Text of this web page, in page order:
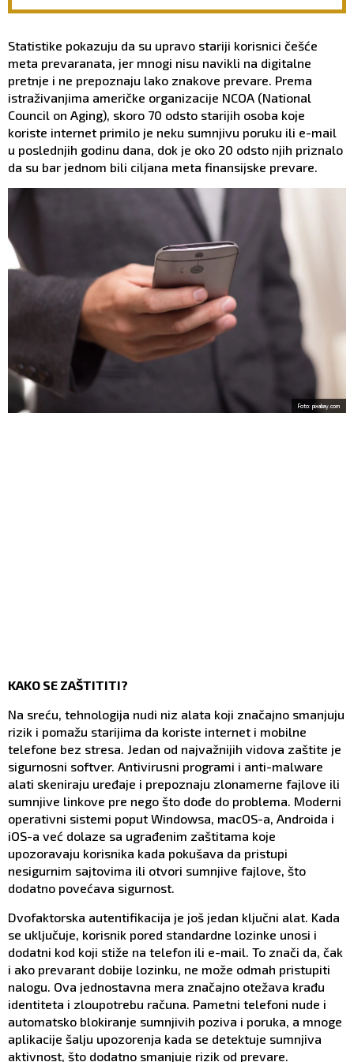
dilemu
Statistike pokazuju da su upravo stariji korisnici češće
meta prevaranata, jer mnogi nisu navikli na digitalne
pretnje i ne prepoznaju lako znakove prevare. Prema
istraživanjima američke organizacije NCOA (National
Council on Aging), skoro 70 odsto starijih osoba koje
koriste internet primilo je neku sumnjivu poruku ili e-mail
u poslednjih godinu dana, dok je oko 20 odsto njih priznalo
da su bar jednom bili ciljana meta finansijske prevare.
Foto: pixabay.com
KAKO SE ZAŠTITITI?
Na sreću, tehnologija nudi niz alata koji značajno smanjuju
rizik i pomažu starijima da koriste internet i mobilne
telefone bez stresa. Jedan od najvažnijih vidova zaštite je
sigurnosni softver. Antivirusni programi i anti-malware
alati skeniraju uređaje i prepoznaju zlonamerne fajlove ili
sumnjive linkove pre nego što dođe do problema. Moderni
operativni sistemi poput Windowsa, macOS-a, Androida i
iOS-a već dolaze sa ugrađenim zaštitama koje
upozoravaju korisnika kada pokušava da pristupi
nesigurnim sajtovima ili otvori sumnjive fajlove, što
dodatno povećava sigurnost.
Dvofaktorska autentifikacija je još jedan ključni alat. Kada
se uključuje, korisnik pored standardne lozinke unosi i
dodatni kod koji stiže na telefon ili e-mail. To znači da, čak
i ako prevarant dobije lozinku, ne može odmah pristupiti
nalogu. Ova jednostavna mera značajno otežava krađu
identiteta i zloupotrebu računa. Pametni telefoni nude i
automatsko blokiranje sumnjivih poziva i poruka, a mnoge
aplikacije šalju upozorenja kada se detektuje sumnjiva
aktivnost, što dodatno smanjuje rizik od prevare.